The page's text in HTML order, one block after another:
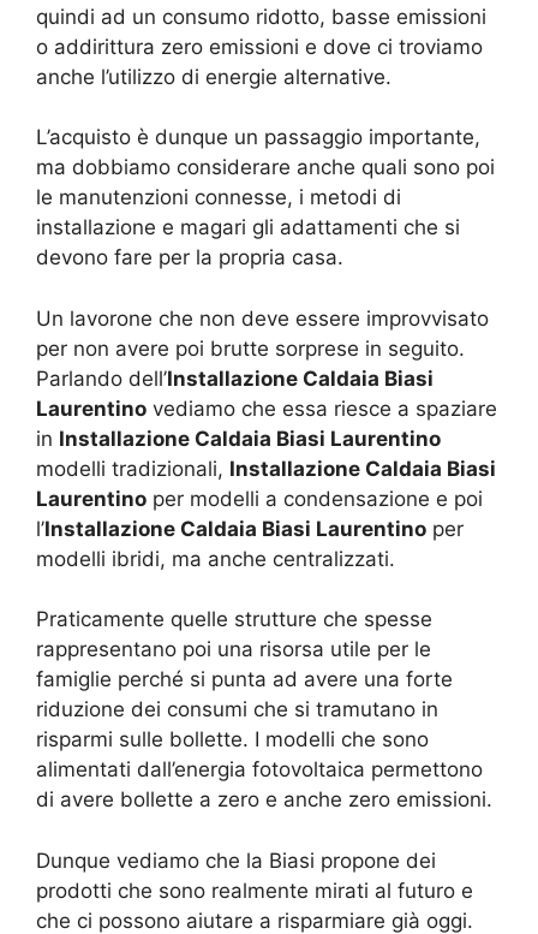
quindi ad un consumo ridotto, basse emissioni
o addirittura zero emissioni e dove ci troviamo
anche l’utilizzo di energie alternative.
L’acquisto è dunque un passaggio importante,
ma dobbiamo considerare anche quali sono poi
le manutenzioni connesse, i metodi di
installazione e magari gli adattamenti che si
devono fare per la propria casa.
Un lavorone che non deve essere improvvisato
per non avere poi brutte sorprese in seguito.
Parlando dell’Installazione Caldaia Biasi
Laurentino vediamo che essa riesce a spaziare
in Installazione Caldaia Biasi Laurentino
modelli tradizionali, Installazione Caldaia Biasi
Laurentino per modelli a condensazione e poi
l’Installazione Caldaia Biasi Laurentino per
modelli ibridi, ma anche centralizzati.
Praticamente quelle strutture che spesse
rappresentano poi una risorsa utile per le
famiglie perché si punta ad avere una forte
riduzione dei consumi che si tramutano in
risparmi sulle bollette. I modelli che sono
alimentati dall’energia fotovoltaica permettono
di avere bollette a zero e anche zero emissioni.
Dunque vediamo che la Biasi propone dei
prodotti che sono realmente mirati al futuro e
che ci possono aiutare a risparmiare già oggi.